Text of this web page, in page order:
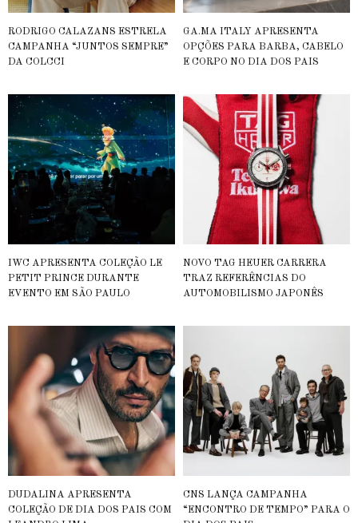
RODRIGO CALAZANS ESTRELA
CAMPANHA “JUNTOS SEMPRE”
DA COLCCI
GA.MA ITALY APRESENTA
OPÇÕES PARA BARBA, CABELO
E CORPO NO DIA DOS PAIS
IWC APRESENTA COLEÇÃO LE
PETIT PRINCE DURANTE
EVENTO EM SÃO PAULO
NOVO TAG HEUER CARRERA
TRAZ REFERÊNCIAS DO
AUTOMOBILISMO JAPONÊS
DUDALINA APRESENTA
COLEÇÃO DE DIA DOS PAIS COM
CNS LANÇA CAMPANHA
“ENCONTRO DE TEMPO” PARA O